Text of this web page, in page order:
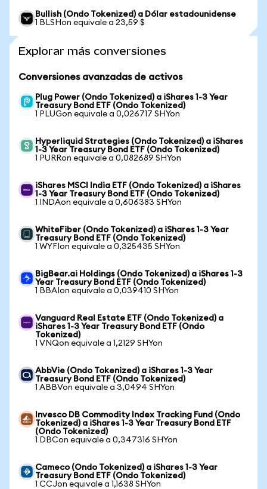
Bullish (Ondo Tokenized) a Dólar estadounidense
1 BLSHon equivale a 23,59 $
Explorar más conversiones
Conversiones avanzadas de activos
Plug Power (Ondo Tokenized) a iShares 1-3 Year
Treasury Bond ETF (Ondo Tokenized)
1 PLUGon equivale a 0,026717 SHYon
Hyperliquid Strategies (Ondo Tokenized) a iShares
1-3 Year Treasury Bond ETF (Ondo Tokenized)
1 PURRon equivale a 0,082689 SHYon
iShares MSCI India ETF (Ondo Tokenized) a iShares
1-3 Year Treasury Bond ETF (Ondo Tokenized)
1 INDAon equivale a 0,606383 SHYon
WhiteFiber (Ondo Tokenized) a iShares 1-3 Year
Treasury Bond ETF (Ondo Tokenized)
1 WYFIon equivale a 0,325435 SHYon
BigBear.ai Holdings (Ondo Tokenized) a iShares 1-3
Year Treasury Bond ETF (Ondo Tokenized)
1 BBAIon equivale a 0,039410 SHYon
Vanguard Real Estate ETF (Ondo Tokenized) a
iShares 1-3 Year Treasury Bond ETF (Ondo
Tokenized)
1 VNQon equivale a 1,2129 SHYon
AbbVie (Ondo Tokenized) a iShares 1-3 Year
Treasury Bond ETF (Ondo Tokenized)
1 ABBVon equivale a 3,0494 SHYon
Invesco DB Commodity Index Tracking Fund (Ondo
Tokenized) a iShares 1-3 Year Treasury Bond ETF
(Ondo Tokenized)
1 DBCon equivale a 0,347316 SHYon
Cameco (Ondo Tokenized) a iShares 1-3 Year
Treasury Bond ETF (Ondo Tokenized)
1 CCJon equivale a 1,1638 SHYon